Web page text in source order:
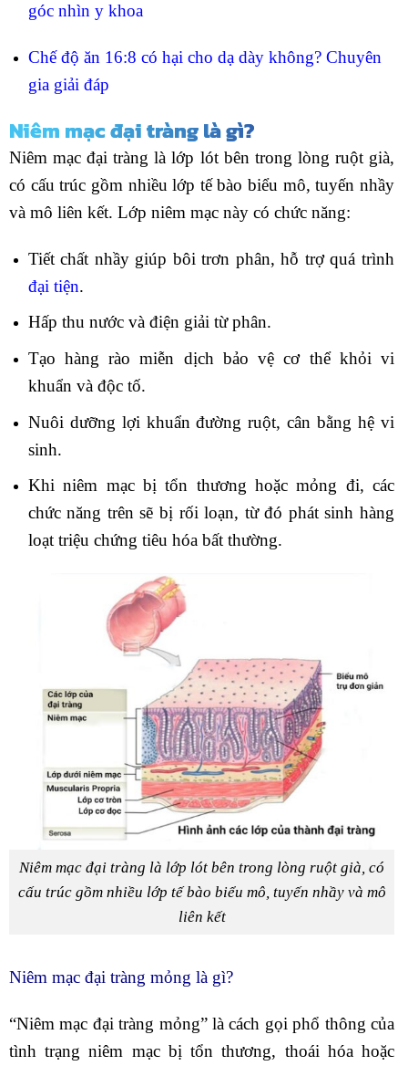
góc nhìn y khoa
Chế độ ăn 16:8 có hại cho dạ dày không? Chuyên
gia giải đáp
Niêm mạc đại tràng là gì?
Niêm mạc đại tràng là lớp lót bên trong lòng ruột già,
có cấu trúc gồm nhiều lớp tế bào biểu mô, tuyến nhầy
và mô liên kết. Lớp niêm mạc này có chức năng:
Tiết chất nhầy giúp bôi trơn phân, hỗ trợ quá trình
đại tiện.
Hấp thu nước và điện giải từ phân.
Tạo hàng rào miễn dịch bảo vệ cơ thể khỏi vi
khuẩn và độc tố.
Nuôi dưỡng lợi khuẩn đường ruột, cân bằng hệ vi
sinh.
Khi niêm mạc bị tổn thương hoặc mỏng đi, các
chức năng trên sẽ bị rối loạn, từ đó phát sinh hàng
loạt triệu chứng tiêu hóa bất thường.
Niêm mạc đại tràng là lớp lót bên trong lòng ruột già, có
cấu trúc gồm nhiều lớp tế bào biểu mô, tuyến nhầy và mô
liên kết
Niêm mạc đại tràng mỏng là gì?
“Niêm mạc đại tràng mỏng” là cách gọi phổ thông của
tình trạng niêm mạc bị tổn thương, thoái hóa hoặc